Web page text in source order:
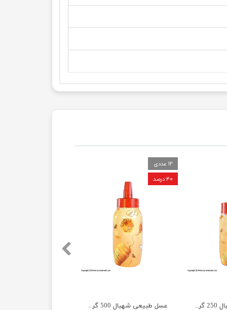
عسل طبیعی شهبال 500 گرم - آسان ریز
12 عددی
۴۰ درصد
عسل طبیعی شهبال 250 گرم - آسان ریز